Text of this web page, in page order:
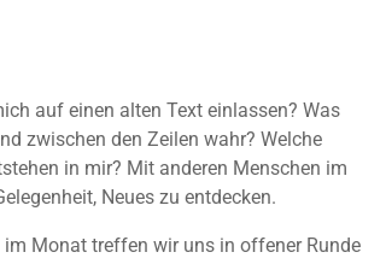
auf einen alten Text einlassen? Was
zwischen den Zeilen wahr? Welche
in mir? Mit anderen Menschen im
Neues zu entdecken.
Monat treffen wir uns in offener Runde